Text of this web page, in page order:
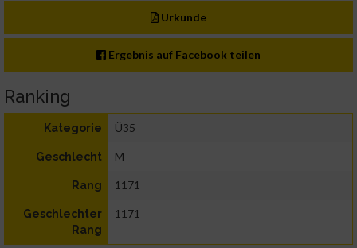
Urkunde
Ergebnis auf Facebook teilen
Ranking
Kategorie Ü35
Geschlecht M
Rang 1171
Geschlechter
Rang
1171